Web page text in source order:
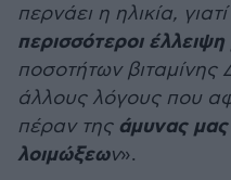
περνάει η ηλικία, γιατί
περισσότεροι
ποσοτήτων βιταμίνης
άλλους λόγους που
πέραν της άμυνας
λοιμώξεων».